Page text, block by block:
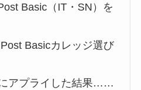
Basic（IT・SN）を
Basicカレッジ選び
アプライした結果……